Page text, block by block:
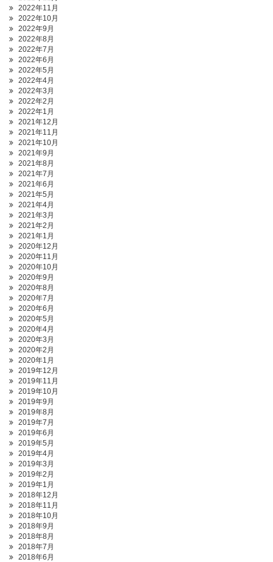
2022年11月
2022年10月
2022年9月
2022年8月
2022年7月
2022年6月
2022年5月
2022年4月
2022年3月
2022年2月
2022年1月
2021年12月
2021年11月
2021年10月
2021年9月
2021年8月
2021年7月
2021年6月
2021年5月
2021年4月
2021年3月
2021年2月
2021年1月
2020年12月
2020年11月
2020年10月
2020年9月
2020年8月
2020年7月
2020年6月
2020年5月
2020年4月
2020年3月
2020年2月
2020年1月
2019年12月
2019年11月
2019年10月
2019年9月
2019年8月
2019年7月
2019年6月
2019年5月
2019年4月
2019年3月
2019年2月
2019年1月
2018年12月
2018年11月
2018年10月
2018年9月
2018年8月
2018年7月
2018年6月